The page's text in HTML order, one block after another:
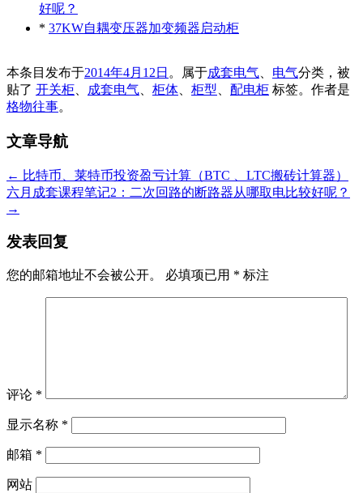
好呢？
* 37KW自耦变压器加变频器启动柜
本条目发布于2014年4月12日 。属于成套电气 电气分类，被
贴了 开关柜 成套电气 柜体 柜型 配电柜 标签。 作者是
格物往事。
文章导航
← 比特币、莱特币投资盈亏计算（BTC 、LTC搬砖计算器）
六月成套课程笔记2：二次回路的断路器从哪取电比较好呢？
→
发表回复
您的邮箱地址不会被公开。 必填项已用 * 标注
评论 *
显示名称 *
邮箱 *
网站